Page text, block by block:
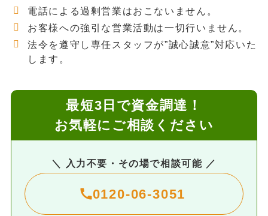
電話による過剰営業はおこないません。
お客様への強引な営業活動は一切行いません。
法令を遵守し専任スタッフが”誠心誠意”対応いた
します。
最短3日で資金調達！
お気軽にご相談ください
＼ 入力不要・その場で相談可能 ／
0120-06-3051